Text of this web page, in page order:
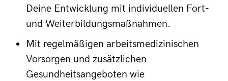
Deine Entwicklung mit individuellen Fort-
und Weiterbildungsmaßnahmen.
Mit regelmäßigen arbeitsmedizinischen
Vorsorgen und zusätzlichen
Gesundheitsangeboten wie